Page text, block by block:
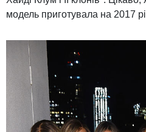
модель приготувала на 2017